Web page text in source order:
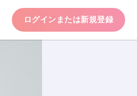
ログインまたは新規登録